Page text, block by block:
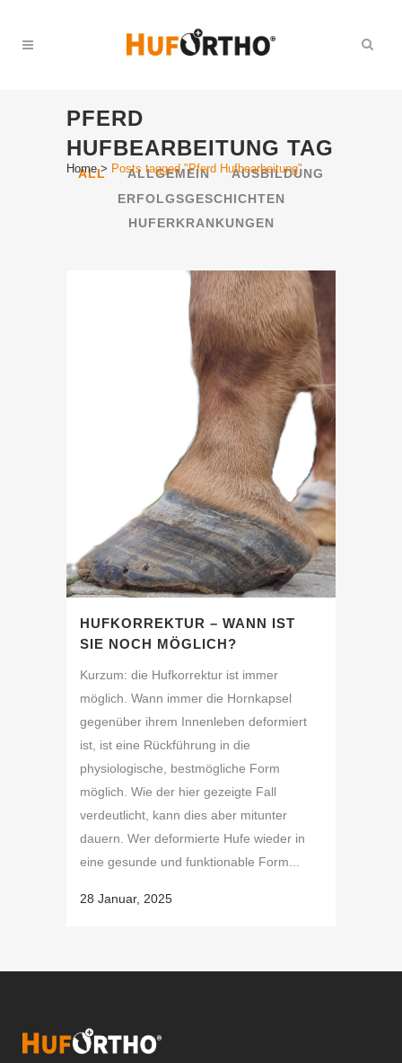
PFERD
HUFBEARBEITUNG TAG
Home> Posts tagged "Pferd Hufbearbeitung"
ALL ALLGEMEIN
AUSBILDUNG
ERFOLGSGESCHICHTEN
HUFERKRANKUNGEN
HUFKORREKTUR – WANN IST
SIE NOCH MÖGLICH?
Kurzum: die Hufkorrektur ist immer
möglich. Wann immer die Hornkapsel
gegenüber ihrem Innenleben deformiert
ist, ist eine Rückführung in die
physiologische, bestmögliche Form
möglich. Wie der hier gezeigte Fall
verdeutlicht, kann dies aber mitunter
dauern. Wer deformierte Hufe wieder in
eine gesunde und funktionable Form...
28 Januar, 2025